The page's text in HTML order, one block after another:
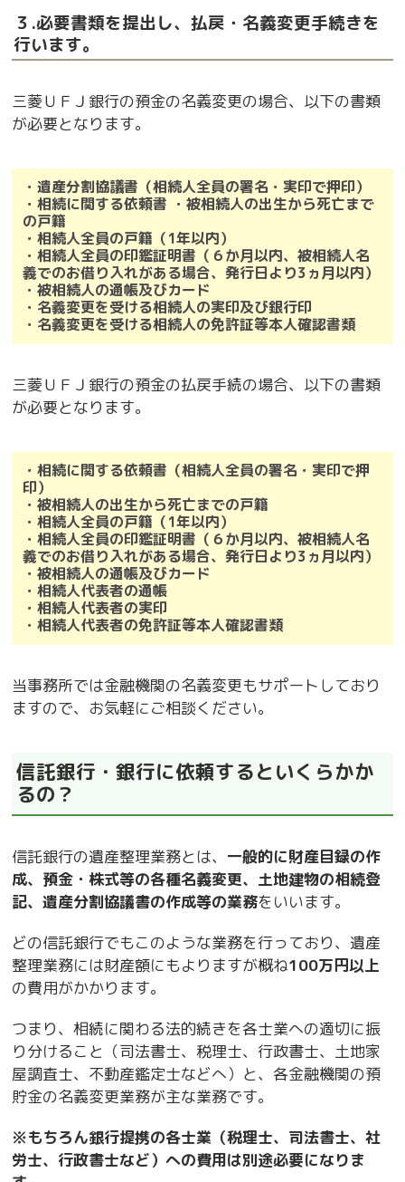
３.必要書類を提出し、払戻・名義変更手続きを
行います。
三菱ＵＦＪ銀行の預金の名義変更の場合、以下の書類
が必要となります。
・遺産分割協議書（相続人全員の署名・実印で押印）
・相続に関する依頼書 ・被相続人の出生から死亡まで
の戸籍
・相続人全員の戸籍（1年以内）
・相続人全員の印鑑証明書（６か月以内、 被相続人名
義でのお借り入れがある場合、発行日より3ヵ月以内）
・被相続人の通帳及びカード
・名義変更を受ける相続人の実印及び銀行印
・名義変更を受ける相続人の免許証等本人確認書類
三菱ＵＦＪ銀行の預金の払戻手続の場合、以下の書類
が必要となります。
・相続に関する依頼書（相続人全員の署名・実印で押
印）
・被相続人の出生から死亡までの戸籍
・相続人全員の戸籍（1年以内）
・相続人全員の印鑑証明書（ ６か月以内、 被相続人名
義でのお借り入れがある場合、発行日より3ヵ月以内）
・被相続人の通帳及びカード
・相続人代表者の通帳
・相続人代表者の実印
・相続人代表者の免許証等本人確認書類
当事務所では金融機関の名義変更もサポートしており
ますので、お気軽にご相談ください。
信託銀行・銀行に依頼するといくらかか
るの？
信託銀行の遺産整理業務とは、一般的に財産目録の作
成、預金・株式等の各種名義変更、土地建物の相続登
記、遺産分割協議書の作成等の業務をいいます。
どの信託銀行でもこのような業務を行っており、遺産
整理業務には財産額にもよりますが概ね100万円以上
の費用がかかります。
つまり、相続に関わる法的続きを各士業への適切に振
り分けること（司法書士、税理士、行政書士、土地家
屋調査士、不動産鑑定士などへ）と、各金融機関の預
貯金の名義変更業務が主な業務です。
※もちろん銀行提携の各士業（税理士、司法書士、社
労士、行政書士など）への費用は別途必要になりま